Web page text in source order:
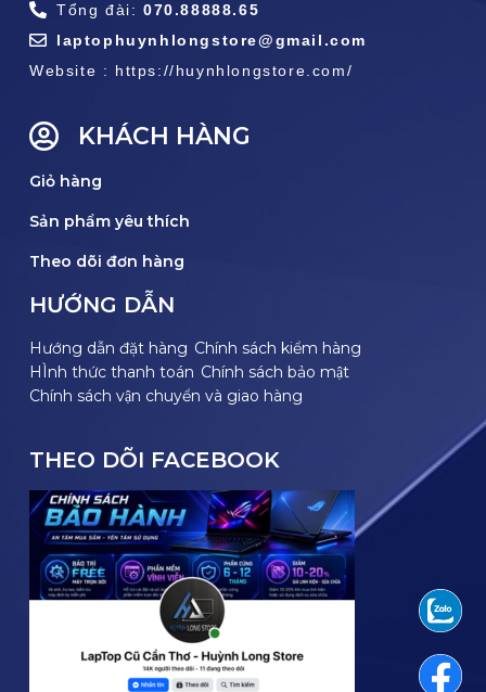
Tổng đài: 070.88888.65
laptophuynhlongstore@gmail.com
Website : https://huynhlongstore.com/
KHÁCH HÀNG
Giỏ hàng
Sản phẩm yêu thích
Theo dõi đơn hàng
HƯỚNG DẪN
Hướng dẫn đặt hàng Chính sách kiểm hàng
HÌnh thức thanh toán Chính sách bảo mật
Chính sách vận chuyển và giao hàng
THEO DÕI FACEBOOK